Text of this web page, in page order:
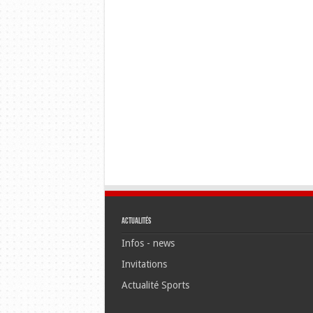
Actualités
Infos - news
Invitations
Actualité Sports